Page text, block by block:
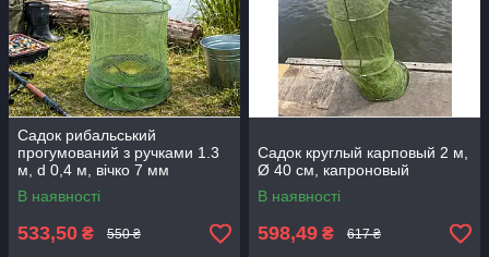
Садок рибальський
прогумований з ручками 1.3
м, d 0,4 м, вічко 7 мм
В наявності
533,50 ₴ 550 ₴
Садок круглый карповый 2 м,
Ø 40 см, капроновый
В наявності
598,49 ₴ 617 ₴